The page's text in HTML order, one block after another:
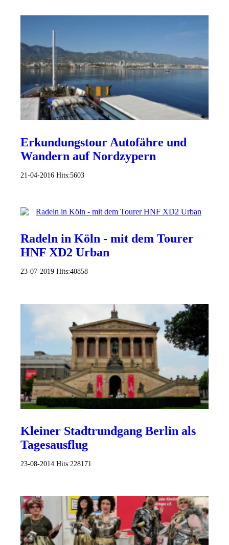
Erkundungstour Autofähre und
Wandern auf Nordzypern
21-04-2016 Hits:5603
Radeln in Köln - mit dem Tourer
HNF XD2 Urban
23-07-2019 Hits:40858
Kleiner Stadtrundgang Berlin als
Tagesausflug
23-08-2014 Hits:228171